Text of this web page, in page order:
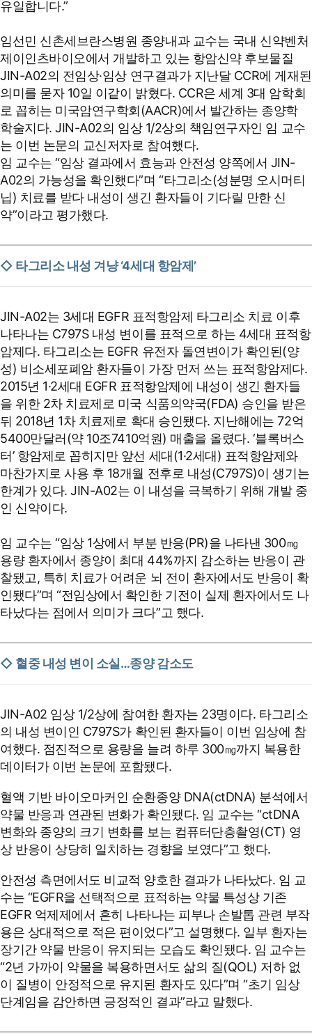
유일합니다.”
임선민 신촌세브란스병원 종양내과 교수는 국내 신약벤처
제이인츠바이오에서 개발하고 있는 항암신약 후보물질
JIN-A02의 전임상·임상 연구결과가 지난달 CCR에 게재된
의미를 묻자 10일 이같이 밝혔다. CCR은 세계 3대 암학회
로 꼽히는 미국암연구학회(AACR)에서 발간하는 종양학
학술지다. JIN-A02의 임상 1/2상의 책임연구자인 임 교수
는 이번 논문의 교신저자로 참여했다.
임 교수는 “임상 결과에서 효능과 안전성 양쪽에서 JIN-
A02의 가능성을 확인했다”며 “타그리소(성분명 오시머티
닙) 치료를 받다 내성이 생긴 환자들이 기다릴 만한 신
약”이라고 평가했다.
◇ 타그리소 내성 겨냥 ‘4세대 항암제’
JIN-A02는 3세대 EGFR 표적항암제 타그리소 치료 이후
나타나는 C797S 내성 변이를 표적으로 하는 4세대 표적항
암제다. 타그리소는 EGFR 유전자 돌연변이가 확인된(양
성) 비소세포폐암 환자들이 가장 먼저 쓰는 표적항암제다.
2015년 1·2세대 EGFR 표적항암제에 내성이 생긴 환자들
을 위한 2차 치료제로 미국 식품의약국(FDA) 승인을 받은
뒤 2018년 1차 치료제로 확대 승인됐다. 지난해에는 72억
5400만달러(약 10조7410억원) 매출을 올렸다. ‘블록버스
터’ 항암제로 꼽히지만 앞선 세대(1·2세대) 표적항암제와
마찬가지로 사용 후 18개월 전후로 내성(C797S)이 생기는
한계가 있다. JIN-A02는 이 내성을 극복하기 위해 개발 중
인 신약이다.
임 교수는 “임상 1상에서 부분 반응(PR)을 나타낸 300㎎
용량 환자에서 종양이 최대 44%까지 감소하는 반응이 관
찰됐고, 특히 치료가 어려운 뇌 전이 환자에서도 반응이 확
인됐다”며 “전임상에서 확인한 기전이 실제 환자에서도 나
타났다는 점에서 의미가 크다”고 했다.
◇ 혈중 내성 변이 소실…종양 감소도
JIN-A02 임상 1/2상에 참여한 환자는 23명이다. 타그리소
의 내성 변이인 C797S가 확인된 환자들이 이번 임상에 참
여했다. 점진적으로 용량을 늘려 하루 300㎎까지 복용한
데이터가 이번 논문에 포함됐다.
혈액 기반 바이오마커인 순환종양 DNA(ctDNA) 분석에서
약물 반응과 연관된 변화가 확인됐다. 임 교수는 “ctDNA
변화와 종양의 크기 변화를 보는 컴퓨터단층촬영(CT) 영
상 반응이 상당히 일치하는 경향을 보였다”고 했다.
안전성 측면에서도 비교적 양호한 결과가 나타났다. 임 교
수는 “EGFR을 선택적으로 표적하는 약물 특성상 기존
EGFR 억제제에서 흔히 나타나는 피부나 손발톱 관련 부작
용은 상대적으로 적은 편이었다”고 설명했다. 일부 환자는
장기간 약물 반응이 유지되는 모습도 확인됐다. 임 교수는
“2년 가까이 약물을 복용하면서도 삶의 질(QOL) 저하 없
이 질병이 안정적으로 유지된 환자도 있다”며 “초기 임상
단계임을 감안하면 긍정적인 결과”라고 말했다.